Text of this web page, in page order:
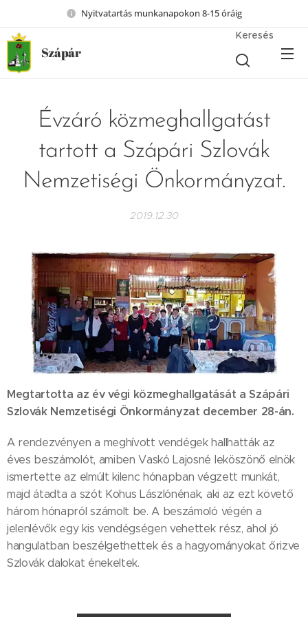
Nyitvatartás munkanapokon 8-15 óráig
Szápár
Keresés
Évzáró közmeghallgatást
tartott a Szápári Szlovák
Nemzetiségi Önkormányzat.
2019.12.30
Megtartotta az év végi közmeghallgatását a Szápári
Szlovák Nemzetiségi Önkormányzat december 28-án.
A rendezvényen a meghívott vendégek hallhatták az
éves beszámolót, amiben Vaskó Lajosné leköszönő elnök
ismertette az elmúlt kilenc hónapban végzett munkát,
majd átadta a szót Kohus Lászlónénak, aki az ezt követő
három hónapról számolt be. A beszámoló végén a
jelenlévők egy kis vendégségen vehettek rész, ahol jó
hangulatban beszélgethettek és a hagyományokat őrizve
Szlovák dalokat énekeltek.